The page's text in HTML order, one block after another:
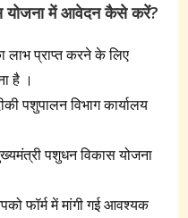
योजनामें आवेदन कैसे करें?
लाभ प्राप्त करने के लिए
है ।
पशुपालन विभाग कार्यालय
पशुधन विकास योजना
फॉर्म में मांगी गई आवश्यक